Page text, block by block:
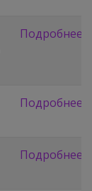
Подробнее
Подробнее
Подробнее